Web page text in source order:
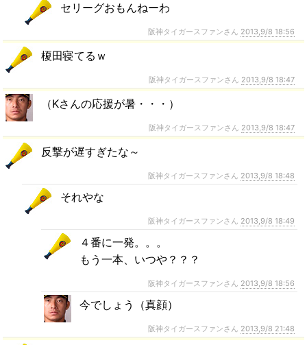
セリーグおもんねーわ
阪神タイガースファンさん 2013,9/8 18:56
榎田寝てるｗ
阪神タイガースファンさん 2013,9/8 18:47
（Kさんの応援が暑・・・）
阪神タイガースファンさん 2013,9/8 18:47
反撃が遅すぎたな～
阪神タイガースファンさん 2013,9/8 18:48
それやな
阪神タイガースファンさん 2013,9/8 18:49
４番に一発。。。
もう一本、いつや？？？
阪神タイガースファンさん 2013,9/8 18:56
今でしょう（真顔）
阪神タイガースファンさん 2013,9/8 21:48